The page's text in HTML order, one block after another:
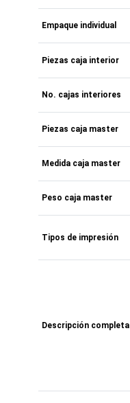
Empaque individual
Piezas caja interior
No. cajas interiores
Piezas caja master
Medida caja master
Peso caja master
Tipos de impresión
Descripción completa